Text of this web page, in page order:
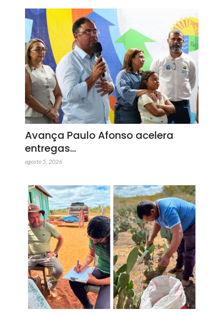
Avança Paulo Afonso acelera
entregas…
agosto 5, 2026